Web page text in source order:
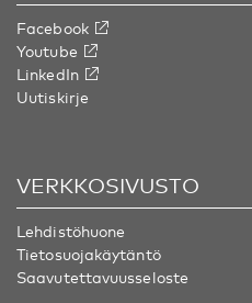
Facebook
Youtube
LinkedIn
Uutiskirje
VERKKOSIVUSTO
Lehdistöhuone
Tietosuojakäytäntö
Saavutettavuusseloste